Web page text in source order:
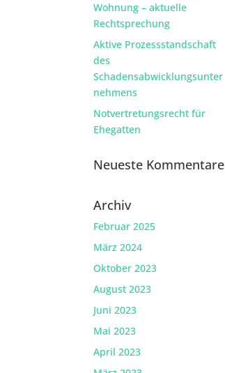
Wohnung – aktuelle
Rechtsprechung
Aktive Prozessstandschaft
des
Schadensabwicklungsunter
nehmens
Notvertretungsrecht für
Ehegatten
Neueste Kommentare
Archiv
Februar 2025
März 2024
Oktober 2023
August 2023
Juni 2023
Mai 2023
April 2023